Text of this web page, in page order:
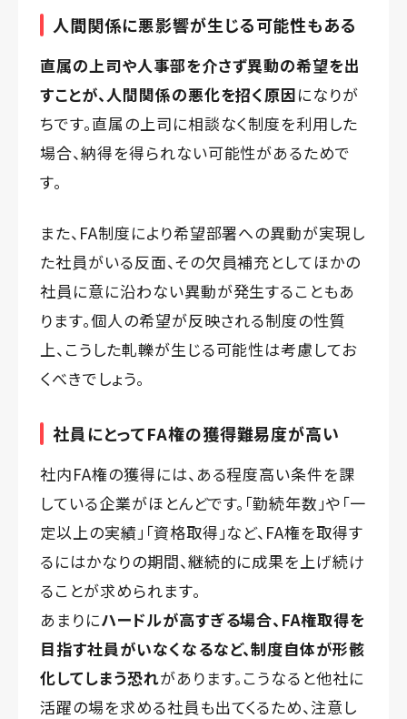
人間関係に悪影響が生じる可能性もある
直属の上司や人事部を介さず異動の希望を出
すことが、人間関係の悪化を招く原因になりが
ちです。直属の上司に相談なく制度を利用した
場合、納得を得られない可能性があるためで
す。
また、FA制度により希望部署への異動が実現し
た社員がいる反面、その欠員補充としてほかの
社員に意に沿わない異動が発生することもあ
ります。個人の希望が反映される制度の性質
上、こうした軋轢が生じる可能性は考慮してお
くべきでしょう。
社員にとってFA権の獲得難易度が高い
社内FA権の獲得には、ある程度高い条件を課
している企業がほとんどです。「勤続年数」や「一
定以上の実績」「資格取得」など、FA権を取得す
るにはかなりの期間、継続的に成果を上げ続け
ることが求められます。
あまりにハードルが高すぎる場合、FA権取得を
目指す社員がいなくなるなど、制度自体が形骸
化してしまう恐れがあります。こうなると他社に
活躍の場を求める社員も出てくるため、注意し